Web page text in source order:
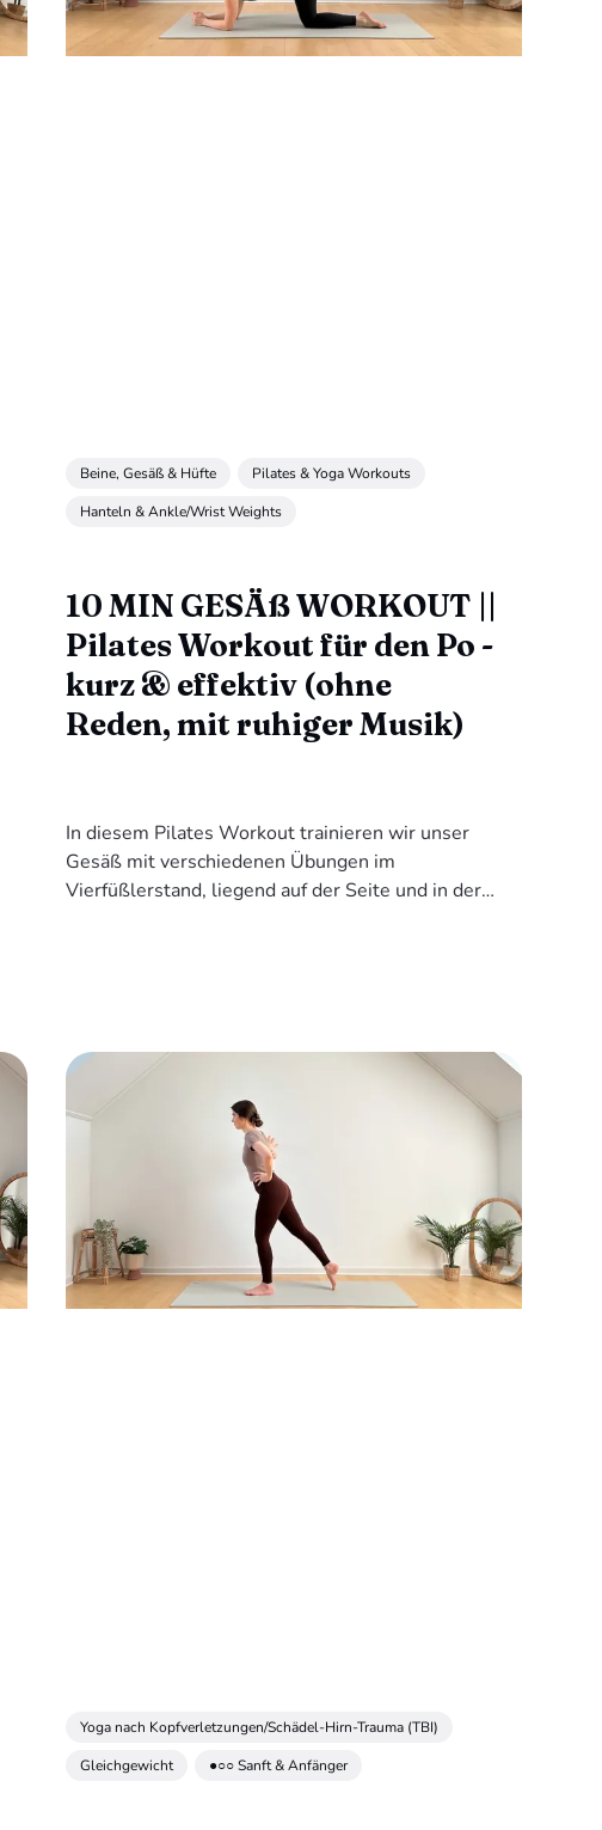
Beine, Gesäß & Hüfte
Pilates & Yoga Workouts
Hanteln & Ankle/Wrist Weights
10 MIN GESÄß WORKOUT ||
Pilates Workout für den Po -
kurz & effektiv (ohne
Reden, mit ruhiger Musik)
In diesem Pilates Workout trainieren wir unser
Gesäß mit verschiedenen Übungen im
Vierfüßlerstand, liegend auf der Seite und in der
Yoga nach Kopfverletzungen/Schädel-Hirn-Trauma (TBI)
Gleichgewicht
●○○ Sanft & Anfänger